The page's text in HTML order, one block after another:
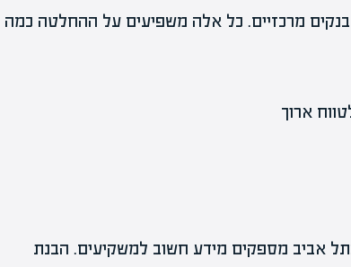
בנקים מרכזיים. כל אלה משפיעים על ההחלטה כמה
בתל אביב מספקים מידע חשוב למשקיעים. הבנת